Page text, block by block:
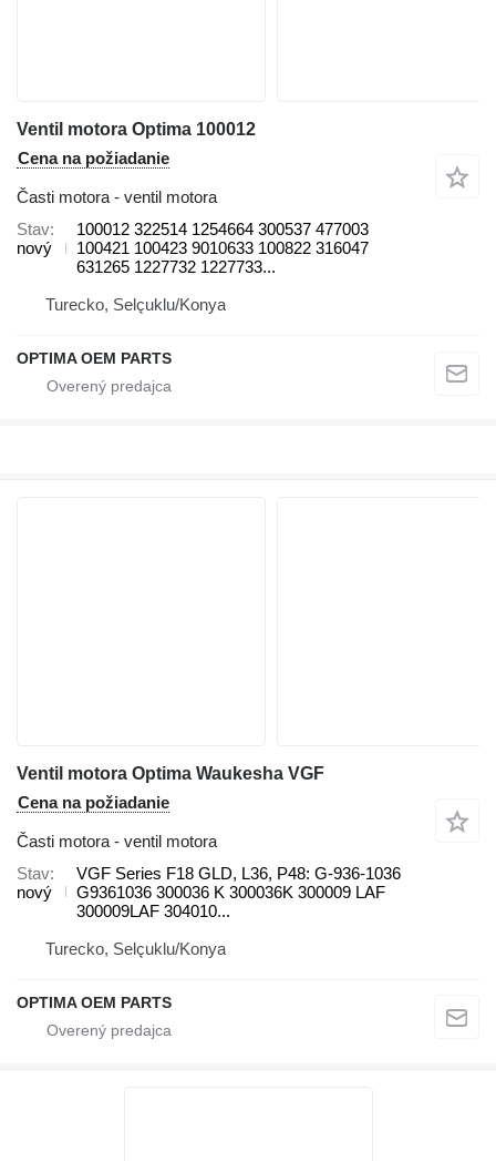
Ventil motora Optima 100012
Cena na požiadanie
Časti motora - ventil motora
Stav
nový
100012 322514 1254664 300537 477003
100421 100423 9010633 100822 316047
631265 1227732 1227733...
Turecko, Selçuklu/Konya
OPTIMA OEM PARTS
Ventil motora Optima Waukesha VGF
Cena na požiadanie
Časti motora - ventil motora
Stav
nový
VGF Series F18 GLD, L36, P48: G-936-1036
G9361036 300036 K 300036K 300009 LAF
300009LAF 304010...
Turecko, Selçuklu/Konya
OPTIMA OEM PARTS